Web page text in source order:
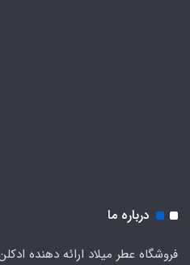
درباره ما
فروشگاه عطر میلاد ارائه دهنده